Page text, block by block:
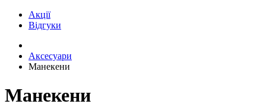
Акції
Відгуки
Аксесуари
Манекени
Манекени